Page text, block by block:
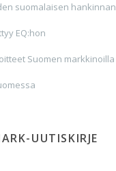
suomalaisen hankinnan
EQ:hon
Suomen markkinoilla
UUTISKIRJE